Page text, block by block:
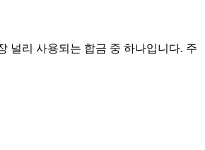
널리 사용되는 합금 중 하나입니다. 주